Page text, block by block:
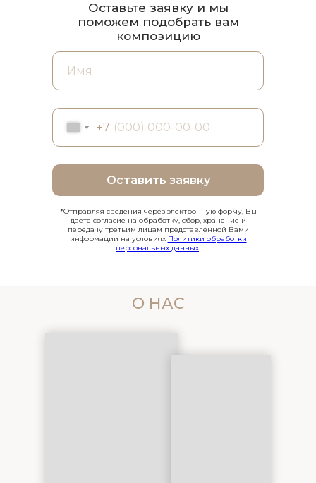
+7
Оставить заявку
Оставьте заявку и мы
поможем подобрать вам
композицию
*Отправляя сведения через электронную форму, Вы
даете согласие на обработку, сбор, хранение и
передачу третьим лицам представленной Вами
информации на условиях Политики обработки
персональных данных.
О НАС